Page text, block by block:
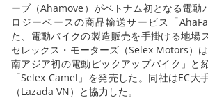
ーブ（Ahamove）がベトナム初となる電動
ロジーベースの商品輸送サービス「
た、電動バイクの製造販売を手掛ける地場
セレックス・モーターズ（Selex Motors）
南アジア初の電動ピックアップバイク」と
「Selex Camel」を発売した。同社はEC大
（Lazada VN）と協力した。